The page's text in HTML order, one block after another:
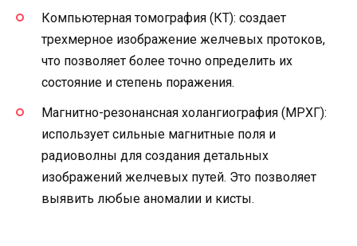
Компьютерная томография (КТ): создает
трехмерное изображение желчевых протоков,
что позволяет более точно определить их
состояние и степень поражения.
Магнитно-резонансная холангиография (МРХГ):
использует сильные магнитные поля и
радиоволны для создания детальных
изображений желчевых путей. Это позволяет
выявить любые аномалии и кисты.